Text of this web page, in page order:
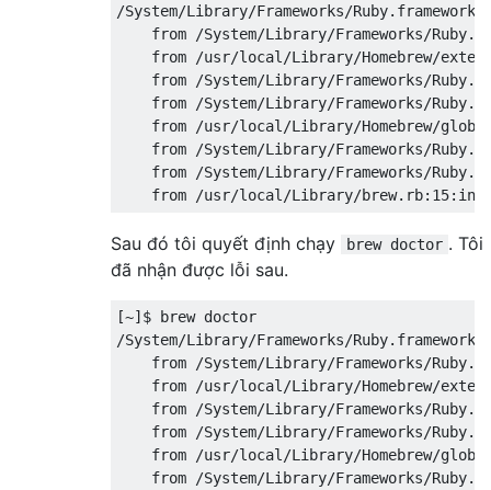
/System/Library/Frameworks/
from /System/Library/Frameworks/
from /usr/local/Library/Homebrew/
from /System/Library/Frameworks/
from /System/Library/Frameworks/
from /usr/local/Library/Homebrew/
from /System/Library/Frameworks/
from /System/Library/Frameworks/
Sau đó tôi quyết định chạy brew doctor . Tôi
đã nhận được lỗi sau.
[~]$ brew doctor
/System/Library/Frameworks/
from /System/Library/Frameworks/
from /usr/local/Library/Homebrew/
from /System/Library/Frameworks/
from /System/Library/Frameworks/
from /usr/local/Library/Homebrew/
from /System/Library/Frameworks/